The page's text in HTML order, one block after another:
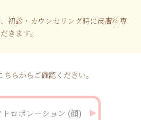
初診・カウンセリング時に皮膚科専
きます。
ちらからご確認ください。
ロポレーション (顔)